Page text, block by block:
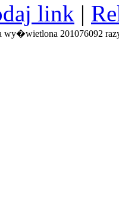
link |
wy�wietlona 201076092